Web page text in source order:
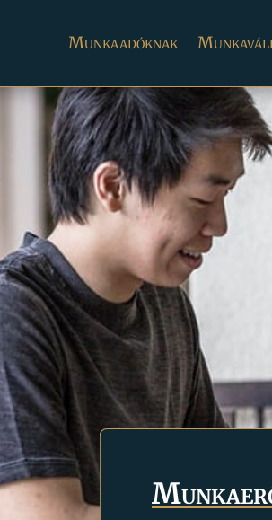
Munkaadóknak